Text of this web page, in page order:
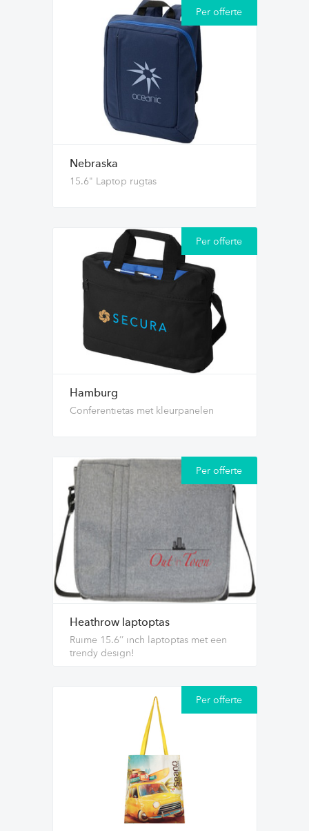
Per offerte
Nebraska
15.6" Laptop rugtas
Per offerte
Hamburg
Conferentietas met kleurpanelen
Per offerte
Heathrow laptoptas
Ruime 15.6’’ inch laptoptas met een
trendy design!
Per offerte